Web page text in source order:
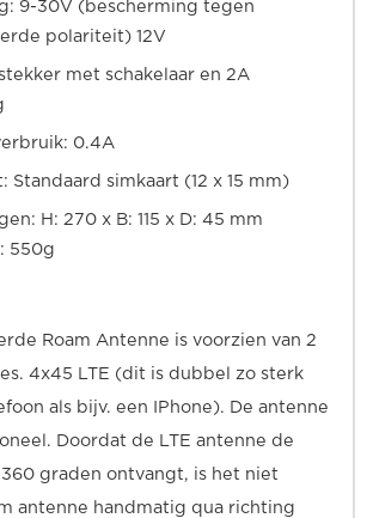
9-30V (bescherming tegen
polariteit) 12V
met schakelaar en 2A
0.4A
Standaard simkaart (12 x 15 mm)
H: 270 x B: 115 x D: 45 mm
550g
Roam Antenne is voorzien van 2
4x45 LTE (dit is dubbel zo sterk
als bijv. een IPhone). De antenne
Doordat de LTE antenne de
graden ontvangt, is het niet
antenne handmatig qua richting